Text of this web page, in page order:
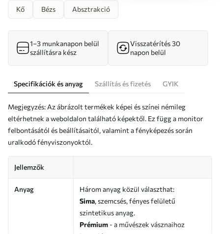
Kő Bézs Absztrakció
1–3 munkanapon belül
szállításra kész
Visszatérítés 30
napon belül
Specifikációk és anyag Szállítás és fizetés GYIK
Megjegyzés: Az ábrázolt termékek képei és színei némileg
eltérhetnek a weboldalon található képektől. Ez függ a monitor
felbontásától és beállításaitól, valamint a fényképezés során
uralkodó fényviszonyoktól.
Jellemzők
Anyag
Három anyag közül választhat:
Sima, szemcsés, fényes felületű
szintetikus anyag.
Prémium - a művészek vásznaihoz